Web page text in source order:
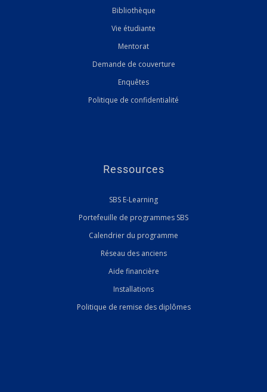
Bibliothèque
Vie étudiante
Mentorat
Demande de couverture
Enquêtes
Politique de confidentialité
Ressources
SBS E-Learning
Portefeuille de programmes SBS
Calendrier du programme
Réseau des anciens
Aide financière
Installations
Politique de remise des diplômes